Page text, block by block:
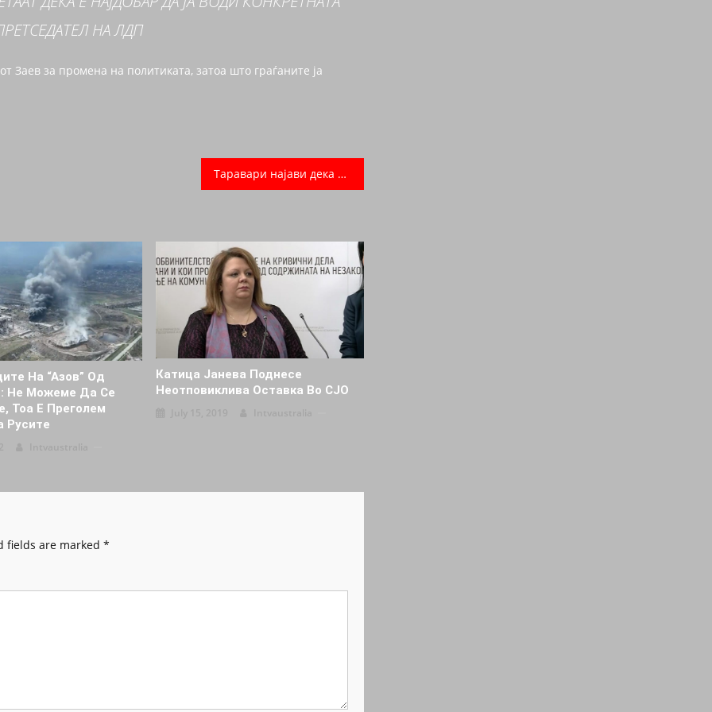
НА ЛДП
Заев за промена на политиката, затоа што граѓаните ја
Таравари најави дека Алијанса на Албанците ќе го поддржи кандидатот на ВМРО-ДПМНЕ во Кичево
На “Азов” Од
Не Можеме Да Се
Тоа Е Преголем
Русите
Катица Јанева Поднесе
Неотповиклива Оставка Во СЈО
fields are marked *